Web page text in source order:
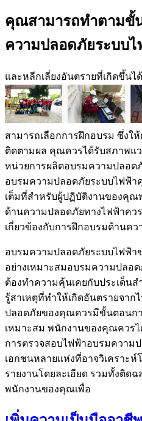
อบรมความปลอดภัยระบบไฟฟ้า
อย่างเหมาะสมอบรมความปลอด
ต้องทำความคุ้นเคยกับประเด็นส
ปลอดภัยของคุณควรมีขั้นตอนกา
เหมาะสม พนักงานของคุณควรไ
การตรวจสอบไฟฟ้าอบรมความ
เอกชนหลายแห่งที่อาจวิเคราะห์
รายงานโดยละเอียด รวมทั้งติด
พนักงานของคุณเพื่อ
เพิ่มความเป็นมืออาชี
ไอศกรีม
August 8, 2022 สอนทำไอศกรีม
การทำไอศก
เท่านั้นสอนทำไอศกรีม แต่ยังช่ว
ต่างๆ และมาพร้อมกับของหวา
อร่อยสุด ๆ อีกด้วยสอนทำไอศก
หลายในท้องตลาดมีมากมาย แ
ไอศกรีมที่เหมาะกับความต้องกา
อยู่ในงบประมาณของคุณ ราคา
ไอศกรีมแบบหมุนด้วยมือสอนทำ
ในขณะที่สอนทำไอศ